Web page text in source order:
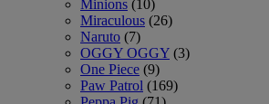
Minions (10)
Miraculous (26)
Naruto (7)
OGGY OGGY (3)
One Piece (9)
Paw Patrol (169)